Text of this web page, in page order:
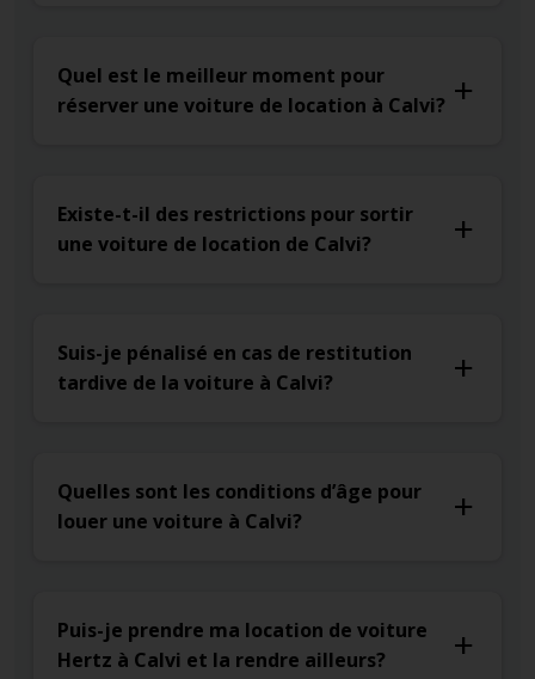
Quel est le meilleur moment pour
réserver une voiture de location à Calvi?
Existe-t-il des restrictions pour sortir
une voiture de location de Calvi?
Suis-je pénalisé en cas de restitution
tardive de la voiture à Calvi?
Quelles sont les conditions d’âge pour
louer une voiture à Calvi?
Puis-je prendre ma location de voiture
Hertz à Calvi et la rendre ailleurs?